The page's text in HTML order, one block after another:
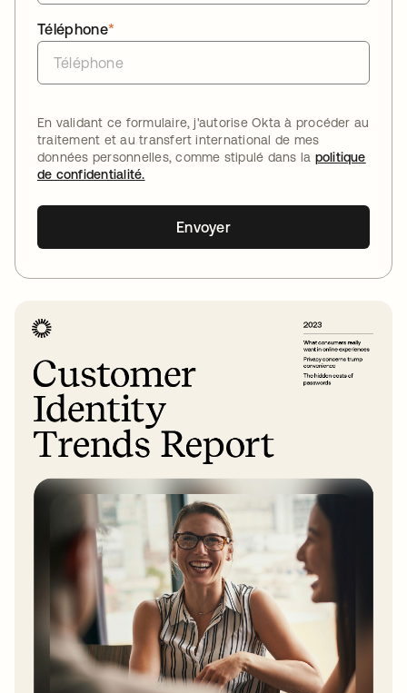
*
Téléphone
En validant ce formulaire, j'autorise Okta à procéder au
traitement et au transfert international de mes
données personnelles, comme stipulé dans la politique
de confidentialité.
Envoyer